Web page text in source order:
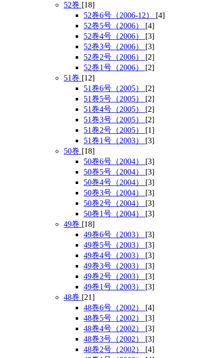
52巻 [18]
52巻6号（2006-12） [4]
52巻5号（2006） [4]
52巻4号（2006） [3]
52巻3号（2006） [3]
52巻2号（2006） [2]
52巻1号（2006） [2]
51巻 [12]
51巻6号（2005） [2]
51巻5号（2005） [2]
51巻4号（2005） [2]
51巻3号（2005） [2]
51巻2号（2005） [1]
51巻1号（2003） [3]
50巻 [18]
50巻6号（2004） [3]
50巻5号（2004） [3]
50巻4号（2004） [3]
50巻3号（2004） [3]
50巻2号（2004） [3]
50巻1号（2004） [3]
49巻 [18]
49巻6号（2003） [3]
49巻5号（2003） [3]
49巻4号（2003） [3]
49巻3号（2003） [3]
49巻2号（2003） [3]
49巻1号（2003） [3]
48巻 [21]
48巻6号（2002） [4]
48巻5号（2002） [3]
48巻4号（2002） [3]
48巻3号（2002） [3]
48巻2号（2002） [4]